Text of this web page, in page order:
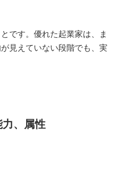
です。優れた起業家は、ま
見えていない段階でも、実
、属性